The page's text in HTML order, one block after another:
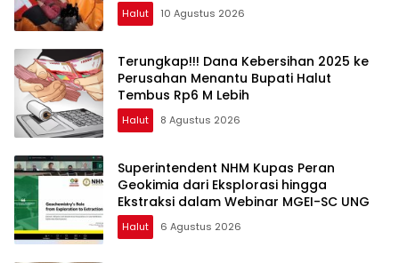
Halut 10 Agustus 2026
Terungkap!!! Dana Kebersihan 2025 ke
Perusahan Menantu Bupati Halut
Tembus Rp6 M Lebih
Halut 8 Agustus 2026
Superintendent NHM Kupas Peran
Geokimia dari Eksplorasi hingga
Ekstraksi dalam Webinar MGEI-SC UNG
Halut 6 Agustus 2026